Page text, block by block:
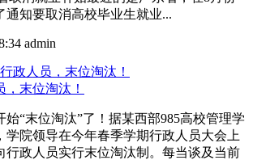
通知要取消高校毕业生就业...
admin
，末位淘汰！
始“末位淘汰”了！据某西部985高校管理学
学院领导在今年春季学期行政人员大会上
行政人员实行末位淘汰制。每当谈及当前